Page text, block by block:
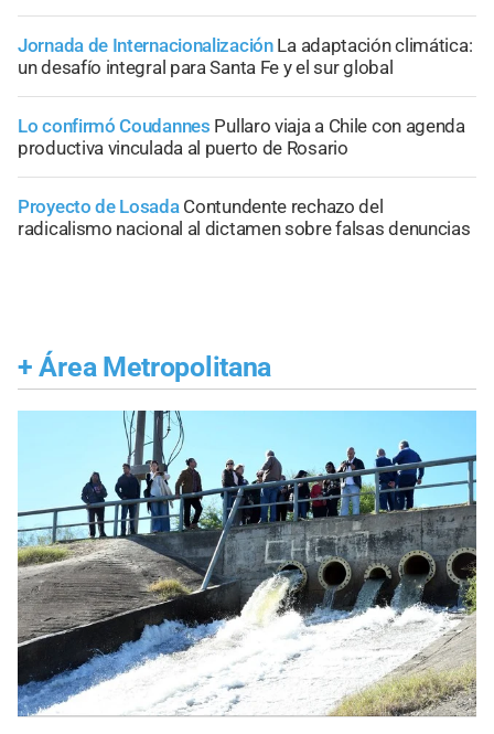
Jornada de Internacionalización La adaptación climática:
un desafío integral para Santa Fe y el sur global
Lo confirmó Coudannes Pullaro viaja a Chile con agenda
productiva vinculada al puerto de Rosario
Proyecto de Losada Contundente rechazo del
radicalismo nacional al dictamen sobre falsas denuncias
+ Área Metropolitana